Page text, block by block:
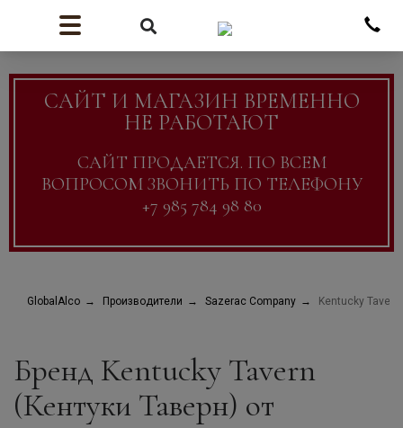
САЙТ И МАГАЗИН ВРЕМЕННО
НЕ РАБОТАЮТ
САЙТ ПРОДАЕТСЯ. ПО ВСЕМ
ВОПРОСОМ ЗВОНИТЬ ПО ТЕЛЕФОНУ
+7 985 784 98 80
GlobalAlco Производители Sazerac Company Kentucky
Бренд Kentucky Tavern
(Кентуки Таверн) от